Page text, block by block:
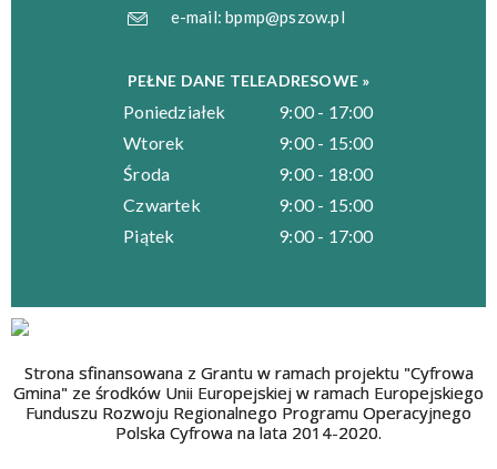
e-mail:bpmp@pszow.pl
PEŁNE DANE TELEADRESOWE »
Poniedziałek
9:00 - 17:00
Wtorek
9:00 - 15:00
Środa
9:00 - 18:00
Czwartek
9:00 - 15:00
Piątek
9:00 - 17:00
Strona sfinansowana z Grantu w ramach projektu "Cyfrowa
Gmina" ze środków Unii Europejskiej w ramach Europejskiego
Funduszu Rozwoju Regionalnego Programu Operacyjnego
Polska Cyfrowa na lata 2014-2020.